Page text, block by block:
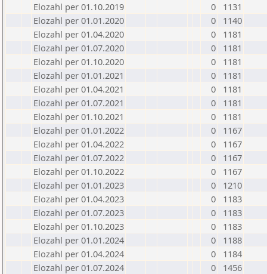
Elozahl per 01.10.2019
0
1131
Elozahl per 01.01.2020
0
1140
Elozahl per 01.04.2020
0
1181
Elozahl per 01.07.2020
0
1181
Elozahl per 01.10.2020
0
1181
Elozahl per 01.01.2021
0
1181
Elozahl per 01.04.2021
0
1181
Elozahl per 01.07.2021
0
1181
Elozahl per 01.10.2021
0
1181
Elozahl per 01.01.2022
0
1167
Elozahl per 01.04.2022
0
1167
Elozahl per 01.07.2022
0
1167
Elozahl per 01.10.2022
0
1167
Elozahl per 01.01.2023
0
1210
Elozahl per 01.04.2023
0
1183
Elozahl per 01.07.2023
0
1183
Elozahl per 01.10.2023
0
1183
Elozahl per 01.01.2024
0
1188
Elozahl per 01.04.2024
0
1184
Elozahl per 01.07.2024
0
1456